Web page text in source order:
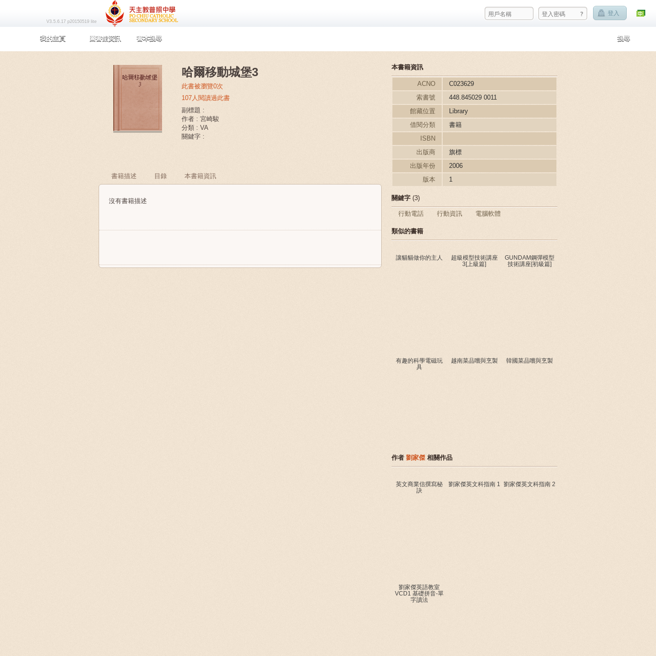
? 登入
V3.5.6.17 p20150519 lite
我的主頁 圖書館資訊 書本搜尋 搜尋
哈爾移動城堡3
此書被瀏覽0次
107人閱讀過此書
副標題 :
作者 : 宮崎駿
分類 : VA
關鍵字 :
書籍描述 目錄 本書籍資訊
沒有書籍描述
本書籍資訊
ACNO
C023629
索書號
448.845029 0011
館藏位置
Library
借閱分類
書籍
ISBN
出版商
旗標
出版年份
2006
版本
1
關鍵字 (3)
行動電話 行動資訊 電腦軟體
類似的書籍
讓貓貓做你的主人
超級模型技術講座
3[上級篇]
GUNDAM鋼彈模型
技術講座[初級篇]
有趣的科學電磁玩
具
越南菜品嚐與烹製 韓國菜品嚐與烹製
作者 劉家傑 相關作品
英文商業信撰寫秘
訣
劉家傑英文科指南 1 劉家傑英文科指南 2
劉家傑英語教室
VCD1 基礎拼音-單
字讀法